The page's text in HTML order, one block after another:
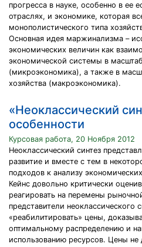
прогресса в науке, особенно в ее
отраслях, и экономике, которая
монополистического типа
Основная идея маржинализма –
экономических величин как
экономической системы в
(микроэкономика), а также в
хозяйства (макроэкономика).
«Неоклассический
особенности
Курсовая работа, 20 Ноября 2012
Неоклассический синтез
развитие и вместе с тем в
подходов к анализу
Кейнс довольно критически
реагировать на перемены
представители неоклассического
«реабилитировать» цены,
оптимальному распределению и
использованию ресурсов. Цены не